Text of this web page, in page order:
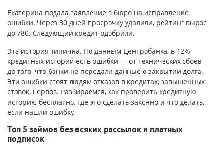
Екатерина подала заявление в бюро на исправление
ошибки. Через 30 дней просрочку удалили, рейтинг вырос
до 780. Следующий кредит одобрили.
Эта история типична. По данным Центробанка, в 12%
кредитных историй есть ошибки — от технических сбоев
до того, что банки не передали данные о закрытии долга.
Эти ошибки стоят людям отказов в кредитах, завышенных
ставок, нервов. Разбираемся, как проверить кредитную
историю бесплатно, где это сделать законно и что делать,
если нашли ошибку.
Топ 5 займов без всяких рассылок и платных
подписок